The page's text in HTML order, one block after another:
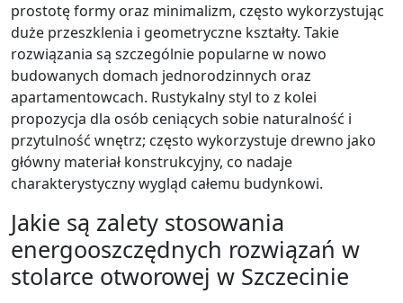
prostotę formy oraz minimalizm, często wykorzystując
duże przeszklenia i geometryczne kształty. Takie
rozwiązania są szczególnie popularne w nowo
budowanych domach jednorodzinnych oraz
apartamentowcach. Rustykalny styl to z kolei
propozycja dla osób ceniących sobie naturalność i
przytulność wnętrz; często wykorzystuje drewno jako
główny materiał konstrukcyjny, co nadaje
charakterystyczny wygląd całemu budynkowi.
Jakie są zalety stosowania
energooszczędnych rozwiązań w
stolarce otworowej w Szczecinie